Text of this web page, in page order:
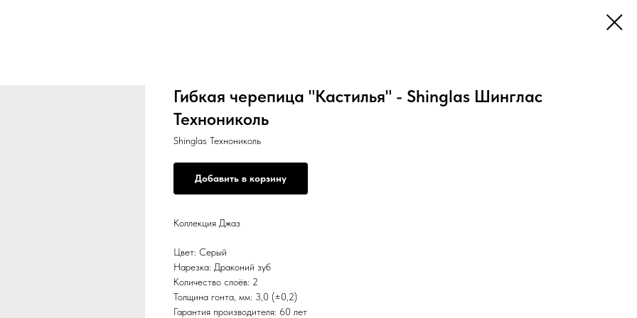
Гибкая черепица "Кастилья" - Shinglas Шинглас
Технониколь
Shinglas Технониколь
Добавить в корзину
Коллекция Джаз
Цвет: Серый
Нарезка: Драконий зуб
Количество слоёв: 2
Толщина гонта, мм: 3,0 (±0,2)
Гарантия производителя: 60 лет